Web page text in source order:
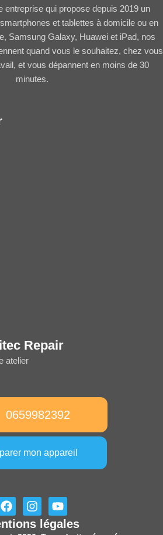
entreprise qui propose depuis 2019 un
et tablettes à domicile ou en
Samsung Galaxy, Huawei et iPad, nos
quand vous le souhaitez, chez vous
et vous dépannent en moins de 30
minutes.
Repair
atelier
0659982392
mon appareil
F
a
c
I
n
s
Y
o
u
légales